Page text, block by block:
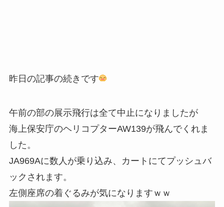
昨日の記事の続きです
午前の部の展示飛行は全て中止になりましたが
海上保安庁のヘリコプターAW139が飛んでくれま
した。
JA969Aに数人が乗り込み、カートにてプッシュバ
ックされます。
左側座席の着ぐるみが気になりますｗｗ